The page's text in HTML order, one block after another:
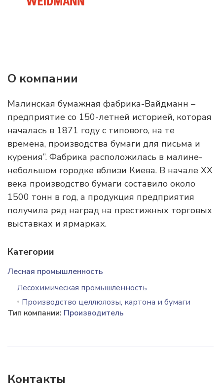
О компании
Малинская бумажная фабрика-Вайдманн –
предприятие со 150-летней историей, которая
началась в 1871 году с типового, на те
времена, производства бумаги для письма и
курения”. Фабрика расположилась в малине-
небольшом городке вблизи Киева. В начале ХХ
века производство бумаги составило около
1500 тонн в год, а продукция предприятия
получила ряд наград на престижных торговых
выставках и ярмарках.
Категории
Лесная промышленность
Лесохимическая промышленность
Производство целлюлозы, картона и бумаги
Тип компании: Производитель
Контакты